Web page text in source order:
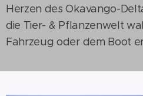
Herzen des Okavango-
die Tier- & Pflanzenwelt
Fahrzeug oder dem Boot